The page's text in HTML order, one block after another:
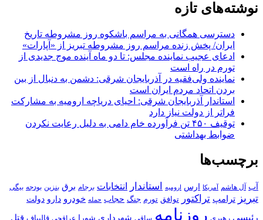
نوشته‌های تازه
دسترسی همگانی به مراسم باشکوه روز مشروطه تاریخ
ایران/ پخش زنده مراسم روز مشروطه تبریز از «آپارات»
ادعای عجیب نماینده مجلس: تا دو ماه آینده موج جدیدی از
تورم در راه است
نماینده ولی‌فقیه در آذربایجان شرقی: دشمن به دنبال از بین
بردن اتحاد مردم ایران است
استاندار آذربایجان شرقی: احیای دریاچه ارومیه به مشارکت
فراتر از دولت نیاز دارد
توقیف ۴۵۰ تن فرآورده خام دامی به دلیل رعایت نکردن
ضوابط بهداشتی
برچسب‌ها
آب آل هاشم آمریکا ارس ارومیه استاندار انتخابات برجام برق بنزین بودجه بیگی
تبریز ترامپ تراکتور توافق تورم جنگ حجاب حمله خودرو دارو دولت
رئیسی رهبری روزنامه شهرداری شورا عراقچی قالیباف قتل